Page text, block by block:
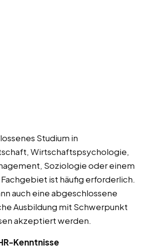
Studium in
Wirtschaftspsychologie,
Soziologie oder einem
ist häufig erforderlich.
auch eine abgeschlossene
Ausbildung mit Schwerpunkt
akzeptiert werden.
Kenntnisse